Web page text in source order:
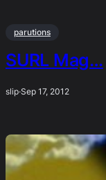
parutions
SURL Mag…
slip·Sep 17, 2012